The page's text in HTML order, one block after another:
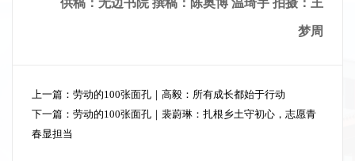
供稿：无边书院 撰稿：陈奥博 温琦宇 拍摄：王
梦周
上一篇： 劳动的100张面孔｜高毅：所有成长都始于行动
下一篇： 劳动的100张面孔｜裴蔚琳：扎根乡土守初心，志愿青
春显担当